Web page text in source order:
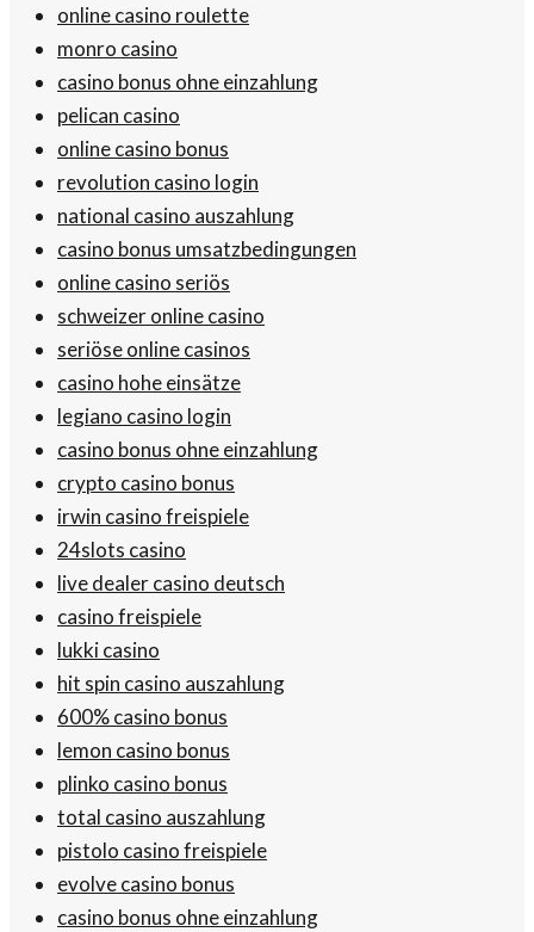
online casino roulette
monro casino
casino bonus ohne einzahlung
pelican casino
online casino bonus
revolution casino login
national casino auszahlung
casino bonus umsatzbedingungen
online casino seriös
schweizer online casino
seriöse online casinos
casino hohe einsätze
legiano casino login
casino bonus ohne einzahlung
crypto casino bonus
irwin casino freispiele
24slots casino
live dealer casino deutsch
casino freispiele
lukki casino
hit spin casino auszahlung
600% casino bonus
lemon casino bonus
plinko casino bonus
total casino auszahlung
pistolo casino freispiele
evolve casino bonus
casino bonus ohne einzahlung